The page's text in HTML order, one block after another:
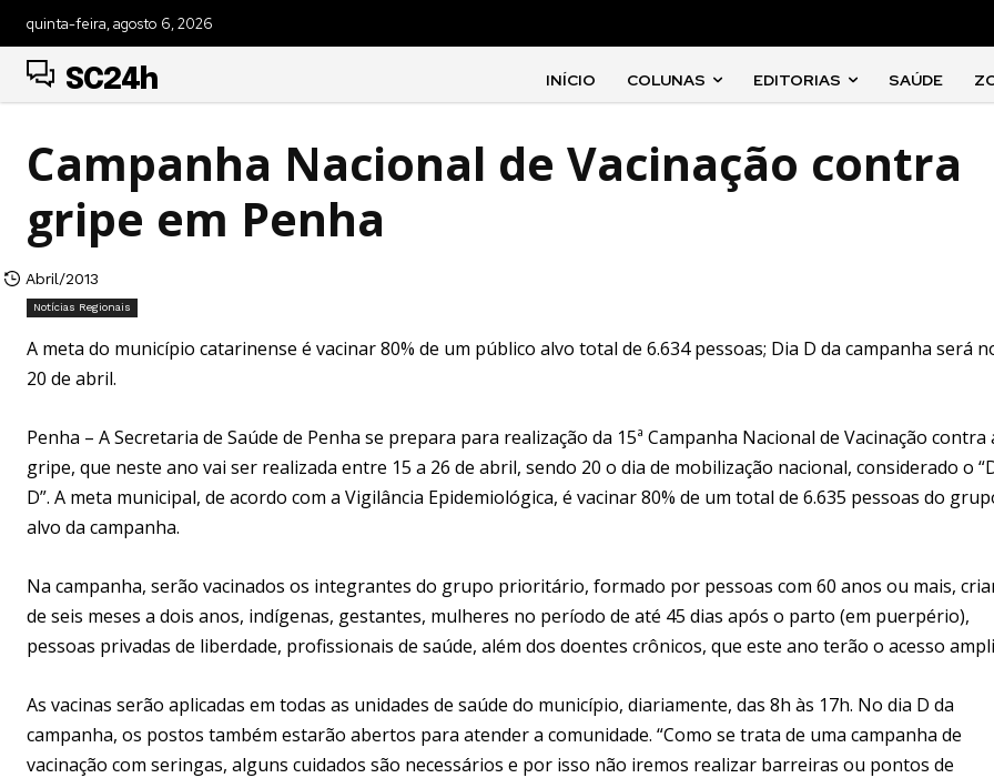
quinta-feira, agosto 6, 2026
SC24h INÍCIO COLUNAS EDITORIAS SAÚDE
Campanha Nacional de Vacinação contra
gripe em Penha
Abril/2013
Notícias Regionais
A meta do município catarinense é vacinar 80% de um público alvo total de 6.634 pessoas; Dia D da campanha será
20 de abril.
Penha – A Secretaria de Saúde de Penha se prepara para realização da 15ª Campanha Nacional de Vacinação contra
gripe, que neste ano vai ser realizada entre 15 a 26 de abril, sendo 20 o dia de mobilização nacional, considerado o
D”. A meta municipal, de acordo com a Vigilância Epidemiológica, é vacinar 80% de um total de 6.635 pessoas do
alvo da campanha.
Na campanha, serão vacinados os integrantes do grupo prioritário, formado por pessoas com 60 anos ou mais,
de seis meses a dois anos, indígenas, gestantes, mulheres no período de até 45 dias após o parto (em puerpério),
pessoas privadas de liberdade, profissionais de saúde, além dos doentes crônicos, que este ano terão o acesso
As vacinas serão aplicadas em todas as unidades de saúde do município, diariamente, das 8h às 17h. No dia D da
campanha, os postos também estarão abertos para atender a comunidade. “Como se trata de uma campanha de
vacinação com seringas, alguns cuidados são necessários e por isso não iremos realizar barreiras ou pontos de